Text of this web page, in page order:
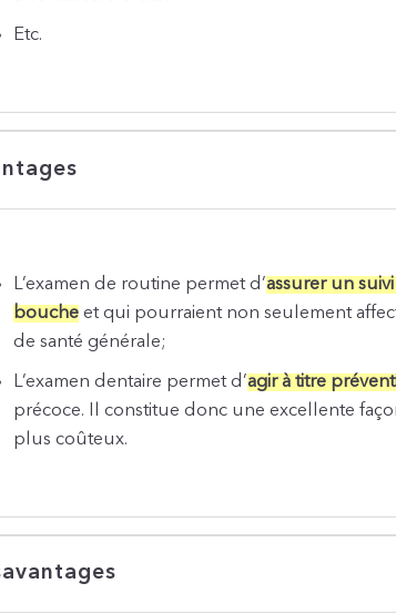
Etc.
L’examen de routine permet d’assurer un
bouche et qui pourraient non seulement
de santé générale;
L’examen dentaire permet d’agir à titre
précoce. Il constitue donc une excellente
plus coûteux.